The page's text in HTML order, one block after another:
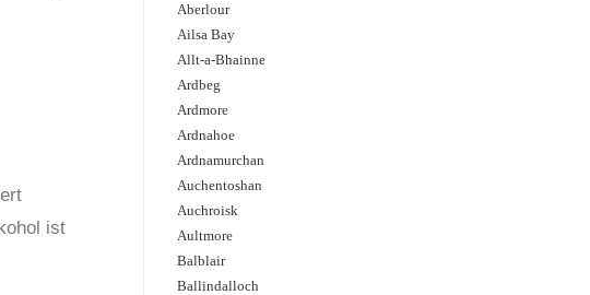
ist
Aberlour
Ailsa Bay
Allt-a-Bhainne
Ardbeg
Ardmore
Ardnahoe
Ardnamurchan
Auchentoshan
Auchroisk
Aultmore
Balblair
Ballindalloch